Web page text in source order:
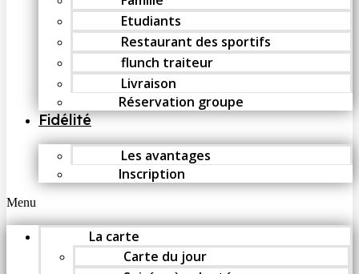
Etudiants
Restaurant des sportifs
flunch traiteur
Livraison
Réservation groupe
Fidélité
Les avantages
Inscription
Menu
La carte
Carte du jour